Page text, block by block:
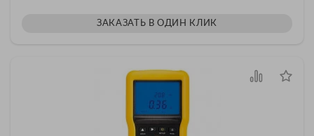
ЗАКАЗАТЬ В ОДИН КЛИК